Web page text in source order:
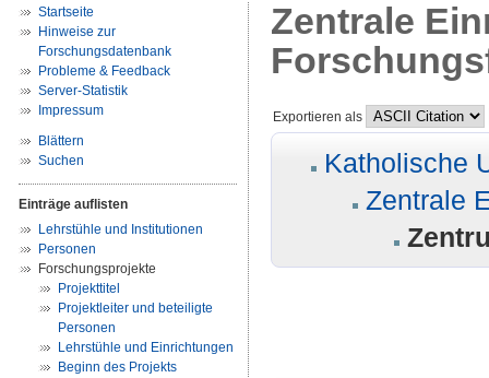
Startseite
Hinweise zur
Forschungsdatenbank
Probleme & Feedback
Server-Statistik
Impressum
Blättern
Suchen
Einträge auflisten
Lehrstühle und Institutionen
Personen
Forschungsprojekte
Projekttitel
Projektleiter und beteiligte
Personen
Lehrstühle und Einrichtungen
Beginn des Projekts
Zentrale
Exportieren als
Katholische
Zentrale